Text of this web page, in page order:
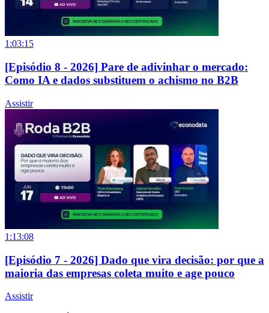
1:03:15
[Episódio 8 - 2026] Pare de adivinhar o mercado:
Como IA e dados substituem o achismo no B2B
Assistir
1:13:08
[Episódio 7 - 2026] Dado que vira decisão: por que a
maioria das empresas coleta muito e age pouco
Assistir